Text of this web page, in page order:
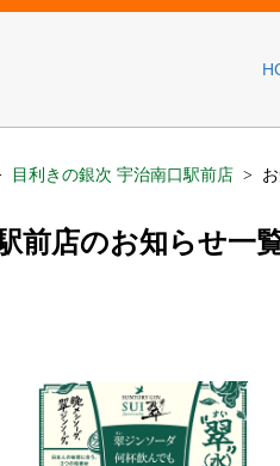
目利きの銀次 宇治南口駅前店
前店のお知らせ一